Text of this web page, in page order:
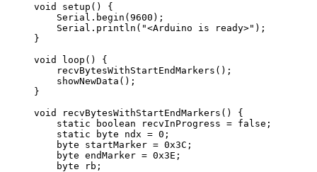
void
setup ( )
{
    Serial.
begin ( 9600 ) ;
    Serial.
println ( "<Arduino is ready>" ) ;
}
void
loop ( )
{
    recvBytesWithStartEndMarkers
( ) ;
    showNewData
( ) ;
}
void
recvBytesWithStartEndMarkers ( )
{
static boolean recvInProgress = false ;
static byte ndx = 0 ;
    byte startMarker
= 0x3C ;
    byte endMarker
= 0x3E ;
    byte rb
;